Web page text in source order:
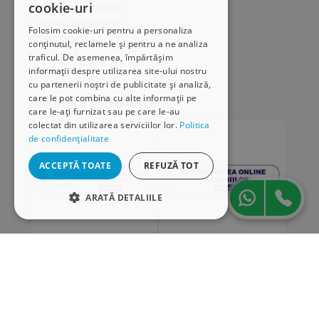
cookie-uri
Folosim cookie-uri pentru a personaliza
conținutul, reclamele și pentru a ne analiza
traficul. De asemenea, împărtășim
informații despre utilizarea site-ului nostru
cu partenerii noștri de publicitate și analiză,
care le pot combina cu alte informații pe
care le-ați furnizat sau pe care le-au
colectat din utilizarea serviciilor lor. Politica
de confidențialitate
ACCEPTĂ TOATE REFUZĂ TOT
ARATĂ DETALIILE
Modalități de plată
SEAP/SICAP
Hartă site
Cariere
Abonare newsletter